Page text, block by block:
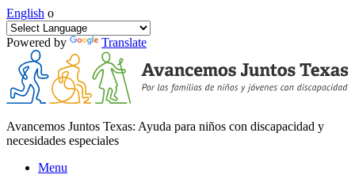
English o
Powered by Translate
Avancemos Juntos Texas: Ayuda para niños con discapacidad y
necesidades especiales
Menu